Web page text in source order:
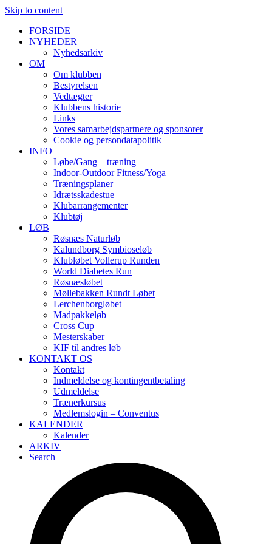
Skip to content
FORSIDE
NYHEDER
Nyhedsarkiv
OM
Om klubben
Bestyrelsen
Vedtægter
Klubbens historie
Links
Vores samarbejdspartnere og sponsorer
Cookie og persondatapolitik
INFO
Løbe/Gang – træning
Indoor-Outdoor Fitness/Yoga
Træningsplaner
Idrætsskadestue
Klubarrangementer
Klubtøj
LØB
Røsnæs Naturløb
Kalundborg Symbioseløb
Klubløbet Vollerup Runden
World Diabetes Run
Røsnæsløbet
Møllebakken Rundt Løbet
Lerchenborgløbet
Madpakkeløb
Cross Cup
Mesterskaber
KIF til andres løb
KONTAKT OS
Kontakt
Indmeldelse og kontingentbetaling
Udmeldelse
Trænerkursus
Medlemslogin – Conventus
KALENDER
Kalender
ARKIV
Search